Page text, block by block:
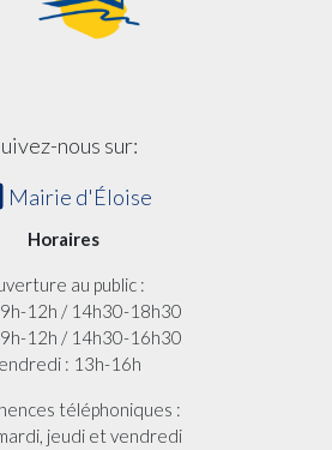
nous sur:
Mairie d'Éloise
Horaires
au public :
9h-12h / 14h30-18h30
9h-12h / 14h30-16h30
: 13h-16h
téléphoniques :
jeudi et vendredi